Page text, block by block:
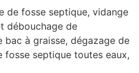
de fosse septique, vidange
débouchage de
bac à graisse, dégazage de
septique toutes eaux,